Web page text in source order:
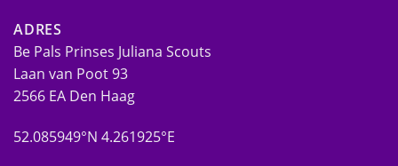
ADRES
Be Pals Prinses Juliana Scouts
Laan van Poot 93
2566 EA Den Haag
52.085949°N 4.261925°E